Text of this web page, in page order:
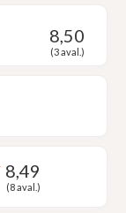
8,50
(3 aval.)
8,49
(8 aval.)